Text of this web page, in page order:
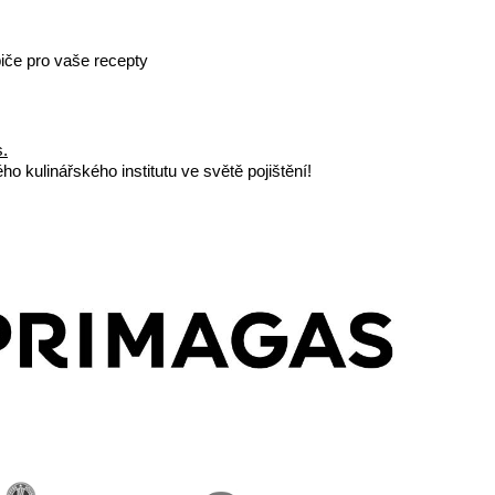
pro vaše recepty
kulinářského institutu ve světě pojištění!